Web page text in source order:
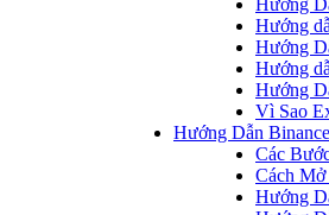
Hướng
Hướng
Hướng
Hướng
Hướng
Vì Sao
Hướng Dẫn Binance
Các
Cách
Hướng